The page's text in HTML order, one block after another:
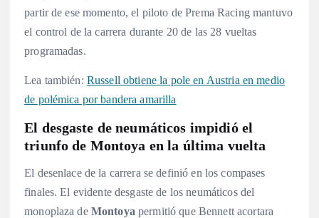
partir de ese momento, el piloto de Prema Racing mantuvo
el control de la carrera durante 20 de las 28 vueltas
programadas.
Lea también: Russell obtiene la pole en Austria en medio
de polémica por bandera amarilla
El desgaste de neumáticos impidió el
triunfo de Montoya en la última vuelta
El desenlace de la carrera se definió en los compases
finales. El evidente desgaste de los neumáticos del
monoplaza de Montoya permitió que Bennett acortara